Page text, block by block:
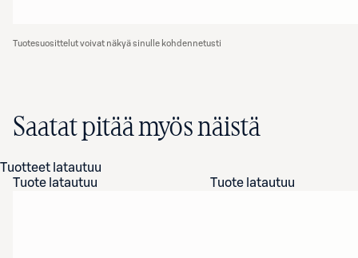
Tuotesuosittelut voivat näkyä sinulle kohdennetusti
Saatat pitää myös näistä
Tuotteet latautuu
Tuote latautuu
Tuote latautuu